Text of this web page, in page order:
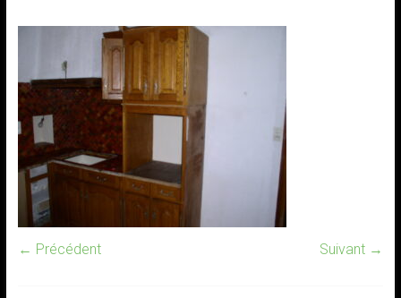
← Précédent Suivant →